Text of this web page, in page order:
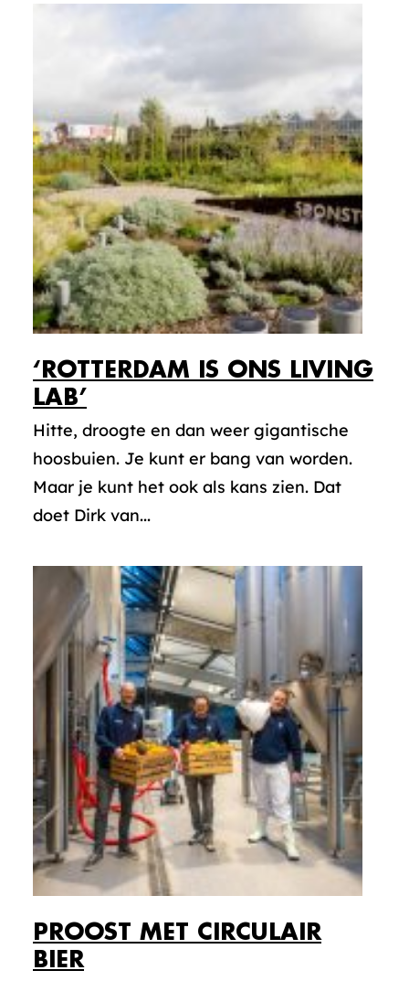
‘ROTTERDAM IS ONS LIVING
LAB’
Hitte, droogte en dan weer gigantische
hoosbuien. Je kunt er bang van worden.
Maar je kunt het ook als kans zien. Dat
doet Dirk van...
PROOST MET CIRCULAIR
BIER